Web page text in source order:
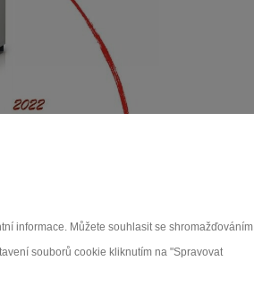
informace. Můžete souhlasit se shromažďováním
souborů cookie kliknutím na "Spravovat